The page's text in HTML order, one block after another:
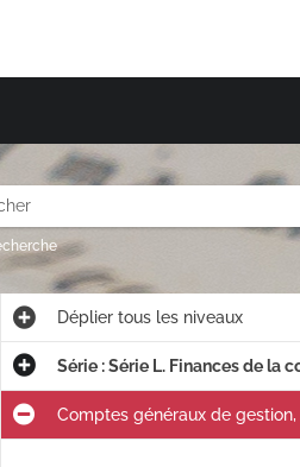
Dépliertous les niveaux
Série : Série L. Finances de la
Comptes généraux de gestion,